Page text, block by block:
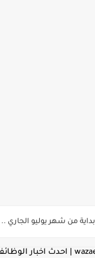
للمؤهلات العليا ..اعلان وظائف وزارة التنمية المحلية " اخصائي تخطيط - مهندس - اخصائي
للعمل كضباط متخصصين ..وزارة الدفاع تعلن عن فتح باب التقديم للمؤهلات العليا خريجي الكليات